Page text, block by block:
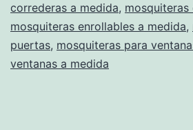
correderas a medida, mosquiteras
mosquiteras enrollables a medida,
puertas, mosquiteras para
ventanas a medida